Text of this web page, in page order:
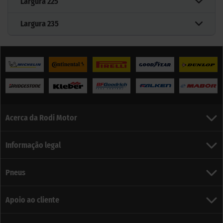
Largura 235
Acerca da Rodi Motor
Informação legal
Pneus
Apoio ao cliente